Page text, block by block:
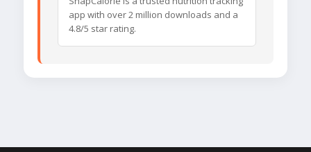
app with over 2 million downloads and a
4.8/5 star rating.